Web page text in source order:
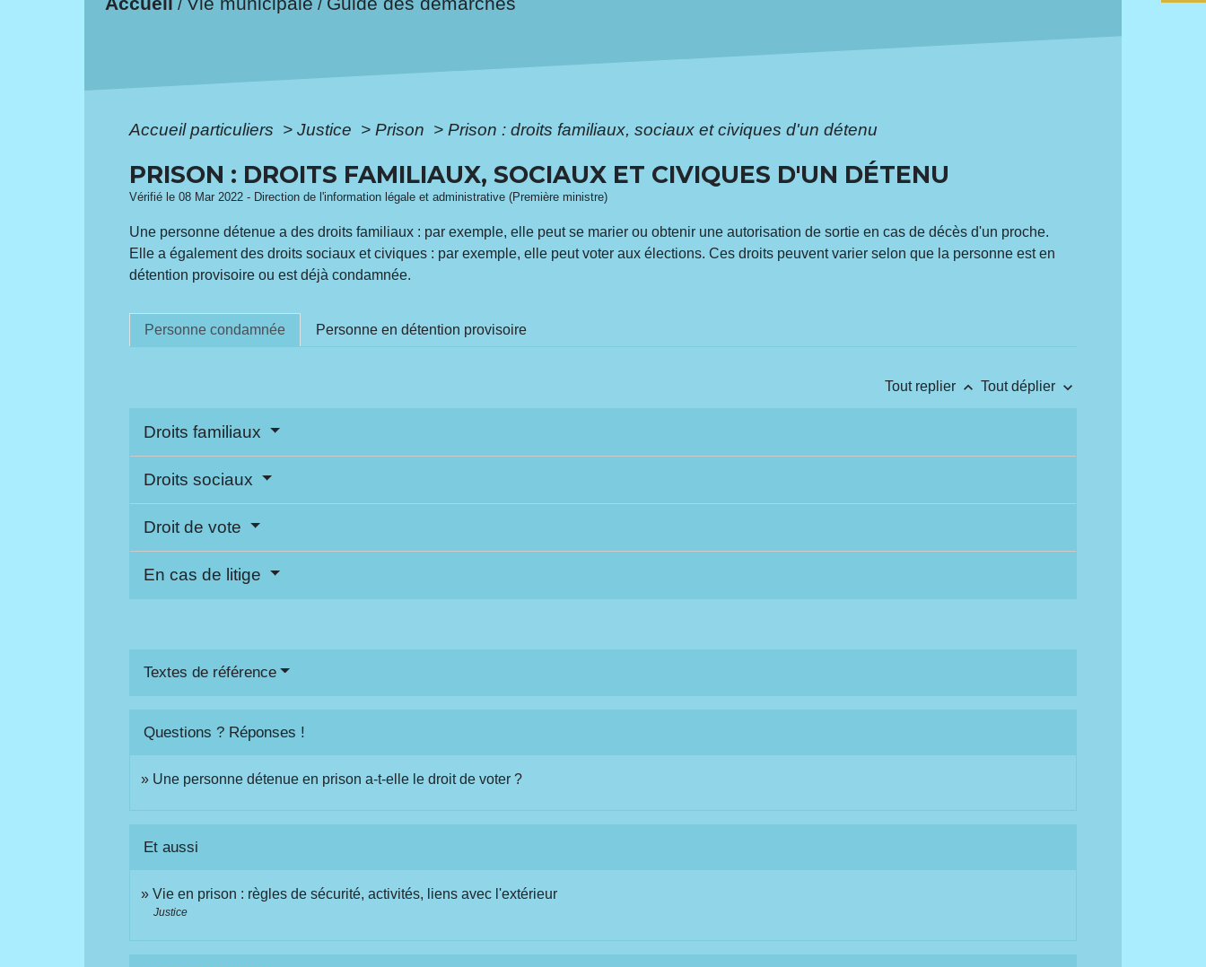
/ /
Accueil particuliers > Justice > Prison > Prison : droits familiaux, sociaux et civiques d'un détenu
PRISON : DROITS FAMILIAUX, SOCIAUX ET CIVIQUES D'UN DÉTENU
Vérifié le 08 Mar 2022 - Direction de l'information légale et administrative (Première ministre)
Une personne détenue a des droits familiaux : par exemple, elle peut se marier ou obtenir une autorisation de sortie en cas de décès d'un proche.
Elle a également des droits sociaux et civiques : par exemple, elle peut voter aux élections. Ces droits peuvent varier selon que la personne est en
détention provisoire ou est déjà condamnée.
Personne condamnée Personne en détention provisoire
Tout replier keyboard_arrow_up Tout déplier keyboard_arrow_down
Droits familiaux
Droits sociaux
Droit de vote
En cas de litige
Textes de référence
Questions ? Réponses !
Une personne détenue en prison a-t-elle le droit de voter ?
Et aussi
Vie en prison : règles de sécurité, activités, liens avec l'extérieur
Justice